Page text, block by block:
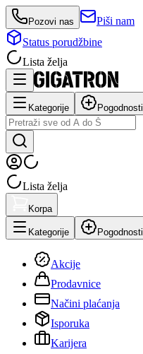
Pozovi nas
Piši nam
Status porudžbine
Lista želja
Kategorije Pogodnosti
Lista želja
Korpa
Kategorije Pogodnosti
Akcije
Prodavnice
Načini plaćanja
Isporuka
Karijera